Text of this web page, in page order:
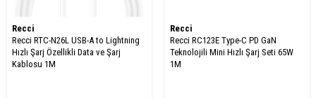
Recci
Recci RTC-N26L USB-A to Lightning
Hızlı Şarj Özellikli Data ve Şarj
Kablosu 1M
Recci
Recci RC123E Type-C PD GaN
Teknolojili Mini Hızlı Şarj Seti 65W
1M